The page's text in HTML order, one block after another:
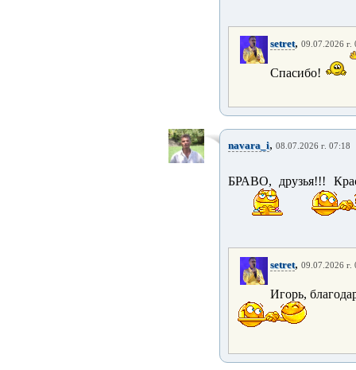
setret, 09.07.2026 г.
Спасибо!
navara_i, 08.07.2026 г. 07:18
БРАВО, друзья!!!
setret, 09.07.2026 г.
Игорь,